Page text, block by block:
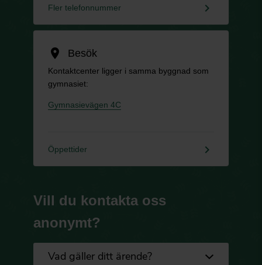
Fler telefonnummer keyboard_arrow_right
location_on Besök
Kontaktcenter ligger i samma byggnad som
gymnasiet:
Gymnasievägen 4C
Öppettider keyboard_arrow_right
Vill du kontakta oss
anonymt?